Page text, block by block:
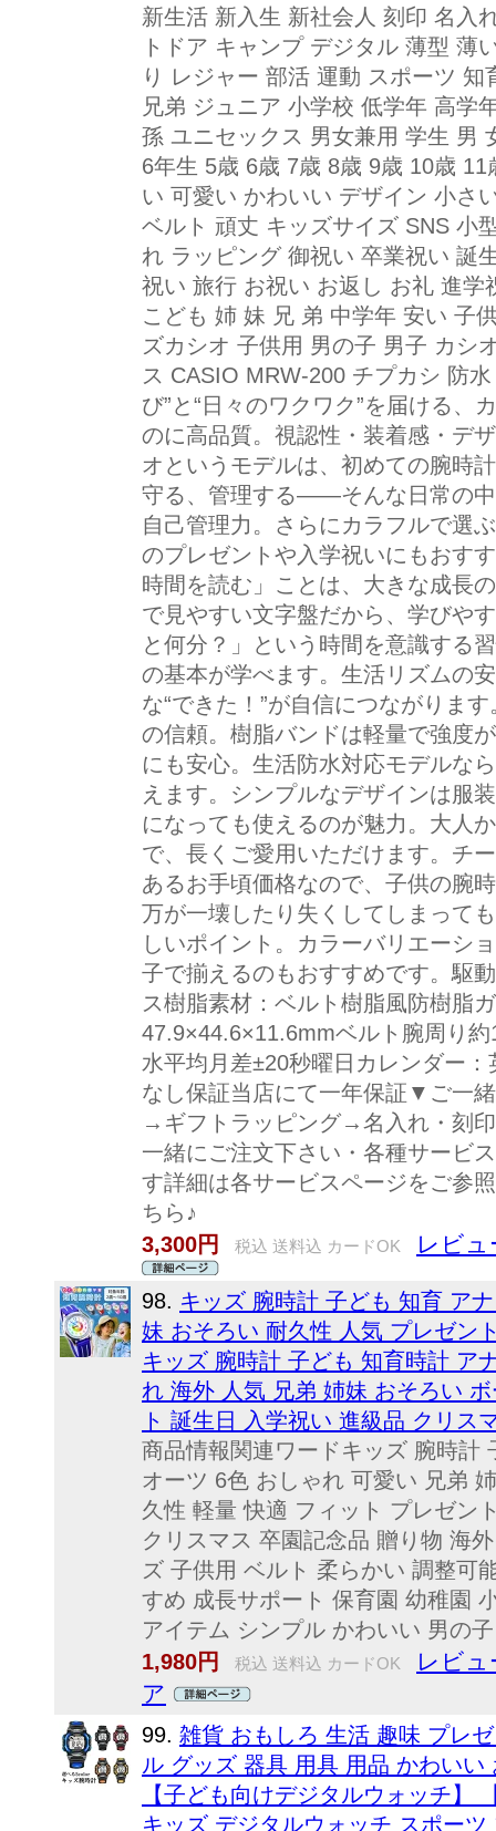
新生活 新入生 新社会人 刻印 名入
トドア キャンプ デジタル 薄型 薄
り レジャー 部活 運動 スポーツ
兄弟 ジュニア 小学校 低学年 高学
孫 ユニセックス 男女兼用 学生 男
6年生 5歳 6歳 7歳 8歳 9歳 10歳
い 可愛い かわいい デザイン 小さ
ベルト 頑丈 キッズサイズ SNS 小
れ ラッピング 御祝い 卒業祝い 誕
祝い 旅行 お祝い お返し お礼 進
こども 姉 妹 兄 弟 中学年 安い 子
ズカシオ 子供用 男の子 男子 カシ
ス CASIO MRW-200 チプカシ 防
び”と“日々のワクワク”を届ける、
のに高品質。視認性・装着感・デ
オというモデルは、初めての腕時
守る、管理する——そんな日常の
自己管理力。さらにカラフルで選
のプレゼントや入学祝いにもおす
時間を読む」ことは、大きな成長
で見やすい文字盤だから、学びや
と何分？」という時間を意識する
の基本が学べます。生活リズムの
な“できた！”が自信につながりま
の信頼。樹脂バンドは軽量で強度
にも安心。生活防水対応モデルな
えます。シンプルなデザインは服
になっても使えるのが魅力。大人
で、長くご愛用いただけます。チ
あるお手頃価格なので、子供の腕
万が一壊したり失くしてしまって
しいポイント。カラーバリエーシ
子で揃えるのもおすすめです。駆
ス樹脂素材：ベルト樹脂風防樹脂
47.9×44.6×11.6mmベルト腕周り
水平均月差±20秒曜日カレンダー
なし保証当店にて一年保証▼ご一
→ギフトラッピング→名入れ・刻
一緒にご注文下さい・各種サービ
す詳細は各サービスページをご参
ちら♪
3,300円
税込 送料込 カードOK レビュ
98. キッズ 腕時計 子ども 知育 ア
妹 おそろい 耐久性 人気 プレゼン
キッズ 腕時計 子ども 知育時計 ア
れ 海外 人気 兄弟 姉妹 おそろい
ト 誕生日 入学祝い 進級品 クリス
商品情報関連ワードキッズ 腕時計
オーツ 6色 おしゃれ 可愛い 兄弟
久性 軽量 快適 フィット プレゼン
クリスマス 卒園記念品 贈り物 海
ズ 子供用 ベルト 柔らかい 調整可
すめ 成長サポート 保育園 幼稚園
アイテム シンプル かわいい 男の
1,980円
税込 送料込 カードOK
レビュ
ア
99. 雑貨 おもしろ 生活 趣味 プレ
ル グッズ 器具 用具 用品 かわい
【子ども向けデジタルウォッチ】
キッズ デジタルウォッチ スポー